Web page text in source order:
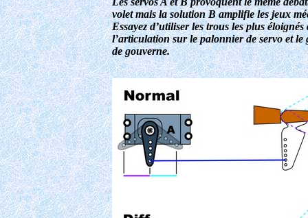
volet mais la solution B amplifie les jeux
Essayez d’utiliser les trous les plus éloignés
l’articulation sur le palonnier de servo et le
de gouverne.